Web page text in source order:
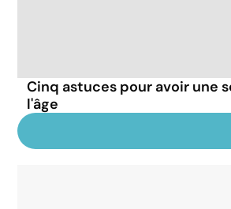
Cinq astuces pour avoir une
l'âge